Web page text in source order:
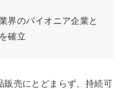
界のパイオニア企業と
確立
販売にとどまらず、持続可